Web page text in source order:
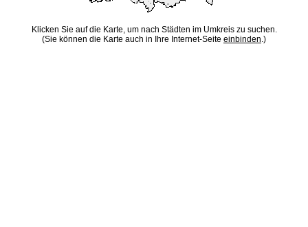
Klicken Sie auf die Karte, um nach Städten im Umkreis zu suchen.
(Sie können die Karte auch in Ihre Internet-Seite einbinden.)